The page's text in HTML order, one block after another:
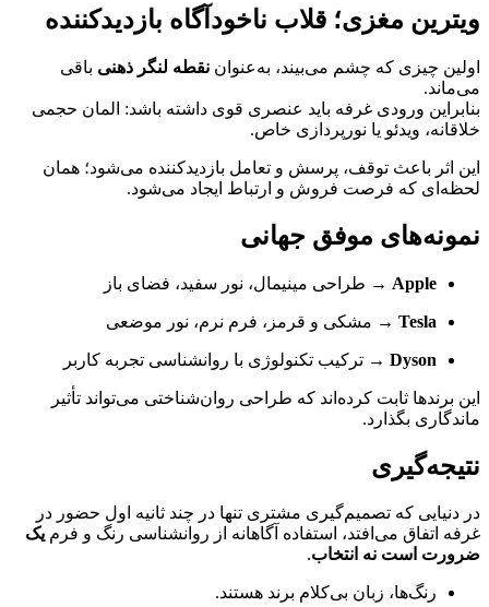
ویترین مغزی؛ قلاب ناخودآگاه بازدیدکننده
اولین چیزی که چشم می‌بیند، به‌عنوان نقطه لنگر ذهنی باقی
می‌ماند.
بنابراین ورودی غرفه باید عنصری قوی داشته باشد: المان حجمی
خلاقانه، ویدئو یا نورپردازی خاص.
این اثر باعث توقف، پرسش و تعامل بازدیدکننده می‌شود؛ همان
لحظه‌ای که فرصت فروش و ارتباط ایجاد می‌شود.
نمونه‌های موفق جهانی
Apple → طراحی مینیمال، نور سفید، فضای باز
Tesla → مشکی و قرمز، فرم نرم، نور موضعی
Dyson → ترکیب تکنولوژی با روانشناسی تجربه کاربر
این برندها ثابت کرده‌اند که طراحی روان‌شناختی می‌تواند تأثیر
ماندگاری بگذارد.
نتیجه‌گیری
در دنیایی که تصمیم‌گیری مشتری تنها در چند ثانیه اول حضور در
غرفه اتفاق می‌افتد، استفاده آگاهانه از روانشناسی رنگ و فرم یک
ضرورت است نه انتخاب.
رنگ‌ها، زبان بی‌کلام برند هستند.